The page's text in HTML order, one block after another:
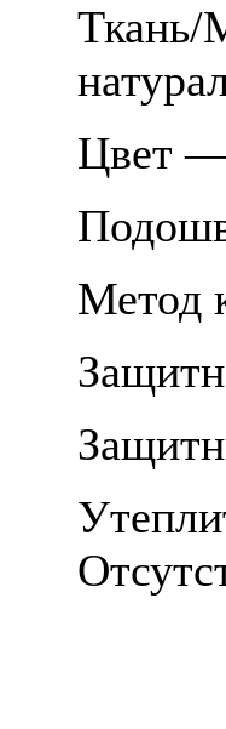
Ткань/
Цвет
Метод